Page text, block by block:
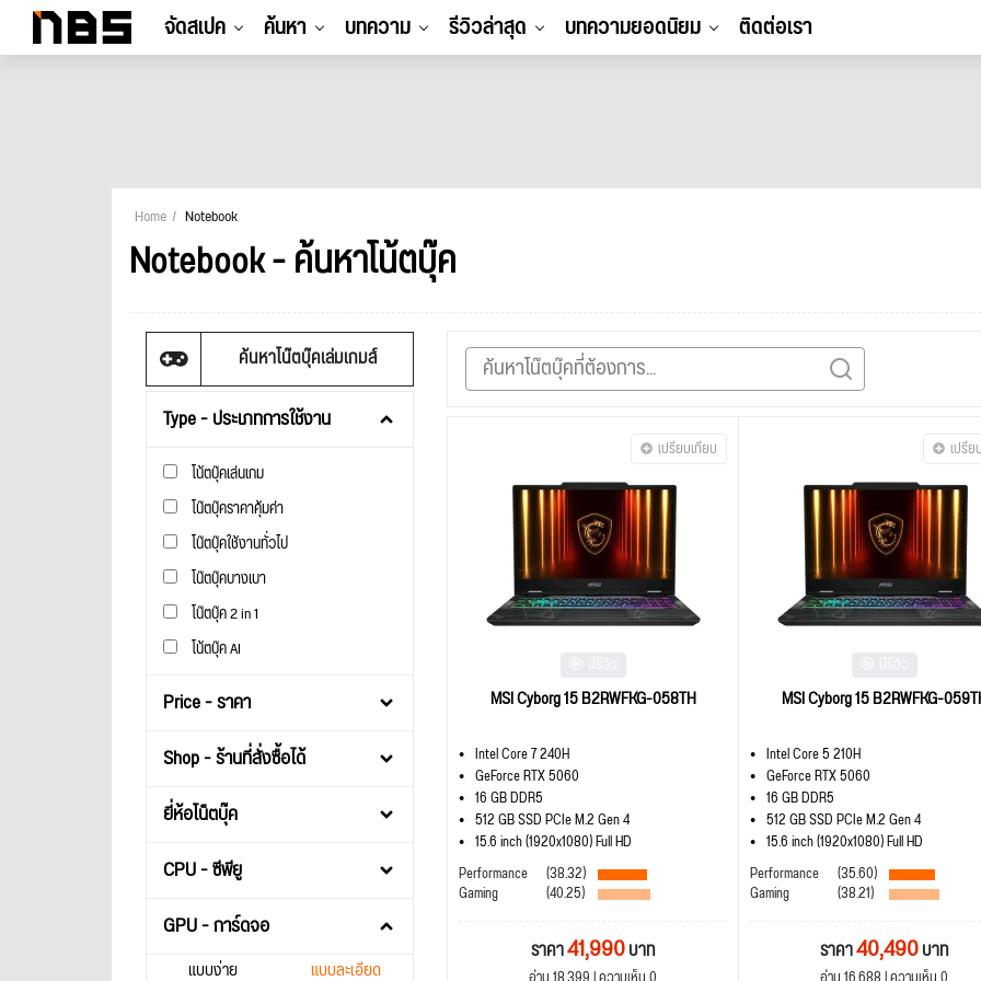
จัดสเปค ค้นหา บทความ รีวิวล่าสุด บทความยอดนิยม ติดต่อเรา
Home Notebook
Notebook - ค้นหาโน้ตบุ๊ค
ค้นหาโน๊ตบุ๊คเล่มเกมส์
Type - ประเภทการใช้งาน
โน้ตบุ๊คเล่นเกม
โน๊ตบุ๊คราคาคุ้มค่า
โน๊ตบุ๊คใช้งานทั่วไป
โน๊ตบุ๊คบางเบา
โน๊ตบุ๊ค 2 in 1
โน้ตบุ๊ค AI
Price - ราคา
Shop - ร้านที่สั่งซื้อได้
ยี่ห้อโน็ตบุ๊ค
CPU - ซีพียู
GPU - การ์ดจอ
แบบง่าย แบบละเอียด
เปรียบเทียบ
MSI Cyborg 15 B2RWFKG-058TH
Intel Core 7 240H
GeForce RTX 5060
16 GB DDR5
512 GB SSD PCIe M.2 Gen 4
15.6 inch (1920x1080) Full HD
Performance
(38.32)
Gaming (40.25)
ราคา41,990บาท
เปรี
MSI Cyborg 15 B2RWFKG-
Intel Core 5 210H
GeForce RTX 5060
16 GB DDR5
512 GB SSD PCIe M.2 Gen 4
15.6 inch (1920x1080) Full HD
Performance
(35.60)
Gaming (38.21)
ราคา40,490บาท